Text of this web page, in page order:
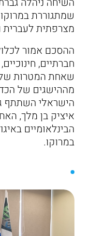
שמתגוררת
מצרפתית לעברית
ההסכם אמור
חברתיים,
שאחת המטרות
מההישגים של
הישראלי השתתף
איציק בן מלך,
הבינלאומיים
במרוקו.